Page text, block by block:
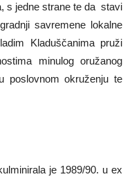
s jedne strane te da stavi
savremene lokalne
Kladuščanima pruži
minulog oružanog
poslovnom okruženju te
je 1989/90. u ex